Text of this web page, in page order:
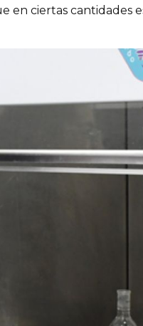
en ciertas cantidades